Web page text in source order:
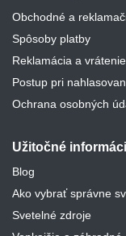
Obchodné a
Spôsoby platby
Reklamácia a
Postup pri
Ochrana osobných
Užitočné
Blog
Ako vybrať správne
Svetelné zdroje